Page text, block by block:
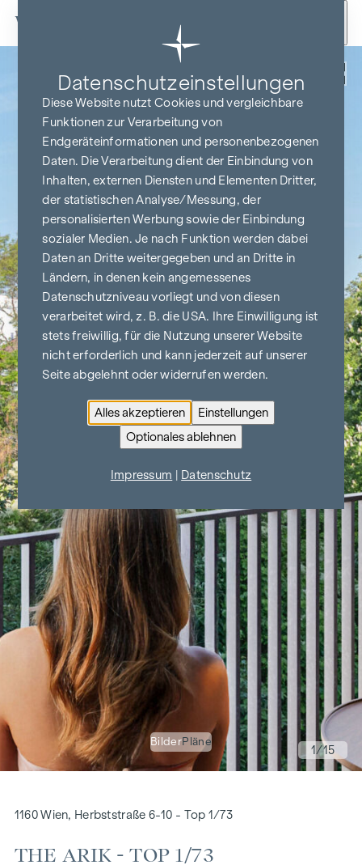
Zum Inhalt springen
BilderPläne
1/15
1160 Wien, Herbststraße 6-10 - Top 1/73
THE ARIK - TOP 1/73
Datenschutz­einstellungen
Diese Website nutzt Cookies und vergleichbare
Funktionen zur Verarbeitung von
Endgeräteinformationen und personenbezogenen
Daten. Die Verarbeitung dient der Einbindung von
Inhalten, externen Diensten und Elementen Dritter,
der statistischen Analyse/Messung, der
personalisierten Werbung sowie der Einbindung
sozialer Medien. Je nach Funktion werden dabei
Daten an Dritte weitergegeben und an Dritte in
Ländern, in denen kein angemessenes
Datenschutzniveau vorliegt und von diesen
verarbeitet wird, z. B. die USA. Ihre Einwilligung ist
stets freiwillig, für die Nutzung unserer Website
nicht erforderlich und kann jederzeit auf unserer
Seite abgelehnt oder widerrufen werden.
Alles akzeptieren
Einstellungen
Optionales ablehnen
Impressum Datenschutz